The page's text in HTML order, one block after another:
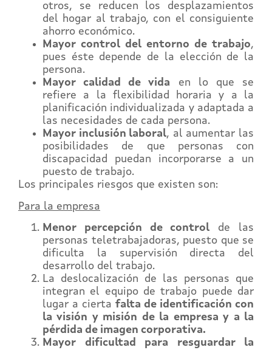
otros, se reducen los desplazamientos
del hogar al trabajo, con el consiguiente
ahorro económico.
Mayor control del entorno de trabajo,
pues éste depende de la elección de la
persona.
Mayor calidad de vida en lo que se
refiere a la flexibilidad horaria y a la
planificación individualizada y adaptada a
las necesidades de cada persona.
Mayor inclusión laboral, al aumentar las
posibilidades de que personas con
discapacidad puedan incorporarse a un
puesto de trabajo.
Los principales riesgos que existen son:
Para la empresa
Menor percepción de control de las
personas teletrabajadoras, puesto que se
dificulta la supervisión directa del
desarrollo del trabajo.
La deslocalización de las personas que
integran el equipo de trabajo puede dar
lugar a cierta falta de identificación con
la visión y misión de la empresa y a la
pérdida de imagen corporativa.
Mayor dificultad para resguardar la